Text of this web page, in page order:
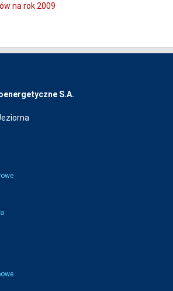
na rok 2009
S.A.